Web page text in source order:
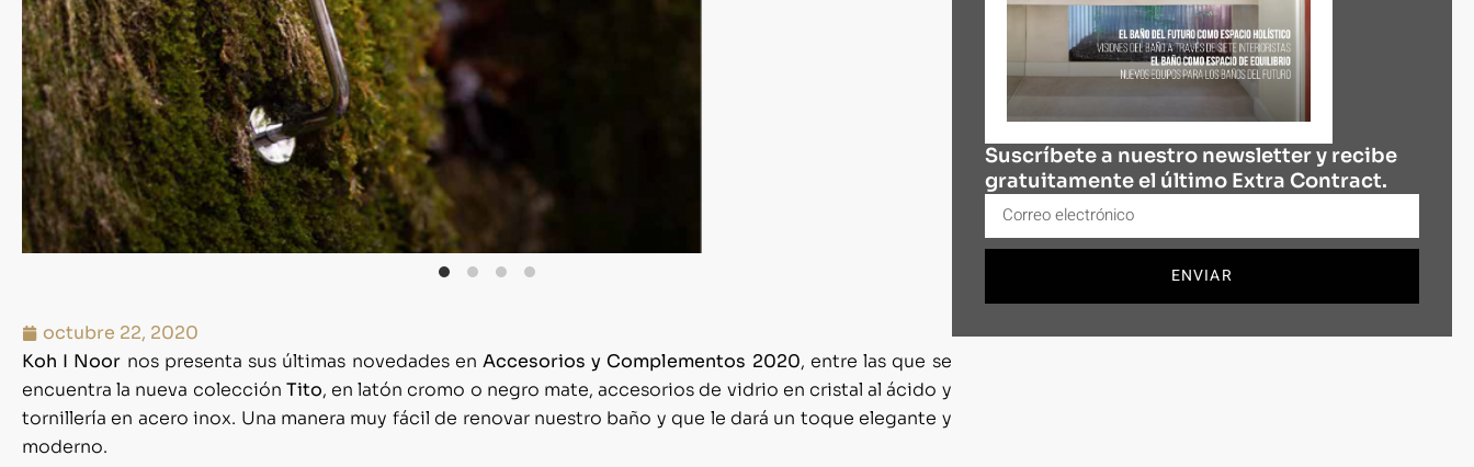
octubre 22, 2020
Koh I Noor nos presenta sus últimas novedades enAccesorios y Complementos 2020, entre las que se
encuentra la nueva colección Tito, en latón cromo o negro mate, accesorios de vidrio en cristal al ácido y
tornillería en acero inox. Una manera muy fácil de renovar nuestro baño y que le dará un toque elegante y
moderno.
Suscríbete a nuestro newsletter y recibe
gratuitamente el último Extra Contract.
ENVIAR